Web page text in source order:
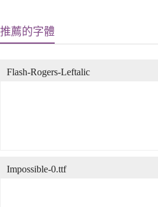
推薦的字體
Flash-Rogers-Leftalic
Impossible-0.ttf